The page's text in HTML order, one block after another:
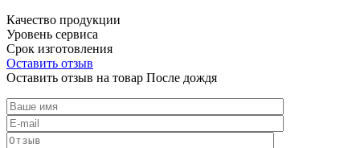
Качество продукции
Уровень сервиса
Срок изготовления
Оставить отзыв
Оставить отзыв на товар После дождя